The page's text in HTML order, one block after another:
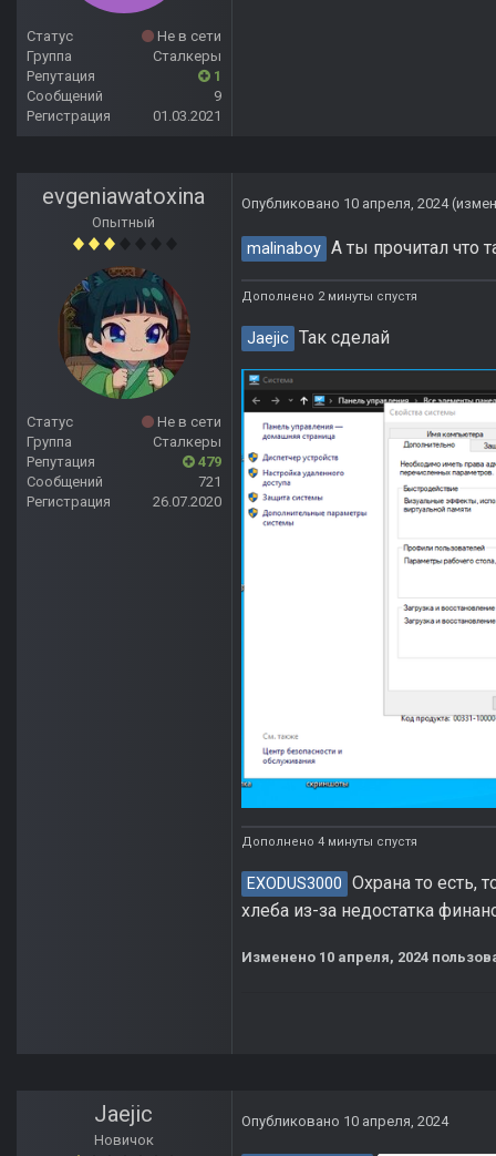
Статус
Не в сети
Группа
Сталкеры
Репутация
1
Сообщений
9
Регистрация
01.03.2021
evgeniawatoxina
Опытный
Статус
Не в сети
Группа
Сталкеры
Репутация
479
Сообщений
721
Регистрация
26.07.2020
Опубликовано 10 апреля, 2024
malinaboy А ты прочитал что
Дополнено 2 минуты спустя
Jaejic Так сделай
Дополнено 4 минуты спустя
EXODUS3000 Охрана то есть,
хлеба из-за недостатка
Изменено 10 апреля, 2024
Jaejic
Новичок
Опубликовано 10 апреля, 2024